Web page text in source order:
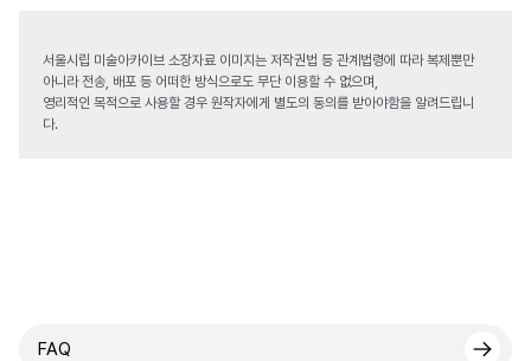
서울시립 미술아카이브 소장자료 이미지는 저작권법 등 관계법령에 따라 복제뿐만
아니라 전송, 배포 등 어떠한 방식으로도 무단 이용할 수 없으며,
영리적인 목적으로 사용할 경우 원작자에게 별도의 동의를 받아야함을 알려드립니
다.
FAQ